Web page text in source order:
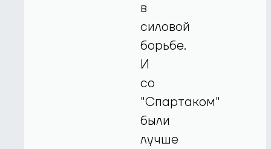
в
силовой
борьбе.
И
со
"Спартаком"
были
лучше